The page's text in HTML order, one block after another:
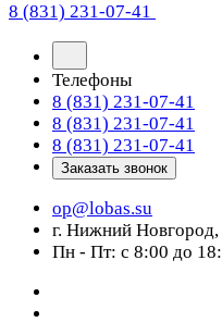
8 (831) 231-07-41
Телефоны
8 (831) 231-07-41
8 (831) 231-07-41
8 (831) 231-07-41
Заказать звонок
op@lobas.su
г. Нижний Новгород,
Пн - Пт: с 8:00 до